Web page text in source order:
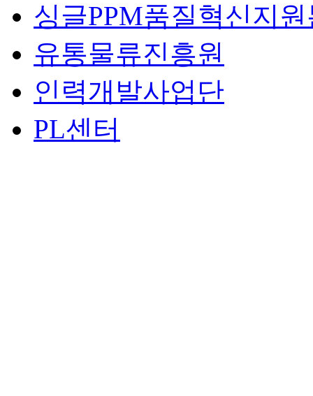
싱글PPM품질혁신지
유통물류진흥원
인력개발사업단
PL센터